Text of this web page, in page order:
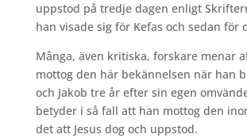
uppstod på tredje dagen enligt
han visade sig för Kefas och sedan för
Många, även kritiska, forskare menar
mottog den här bekännelsen när han
och Jakob tre år efter sin egen
betyder i så fall att han mottog den
det att Jesus dog och uppstod.